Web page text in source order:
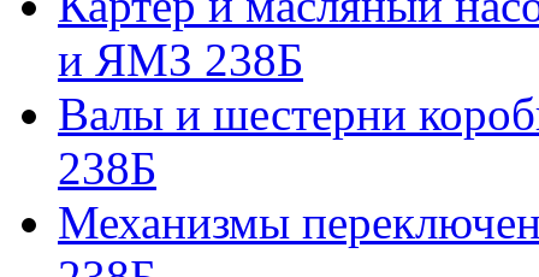
и ЯМЗ 238Б
Валы и шестерни
238Б
Механизмы